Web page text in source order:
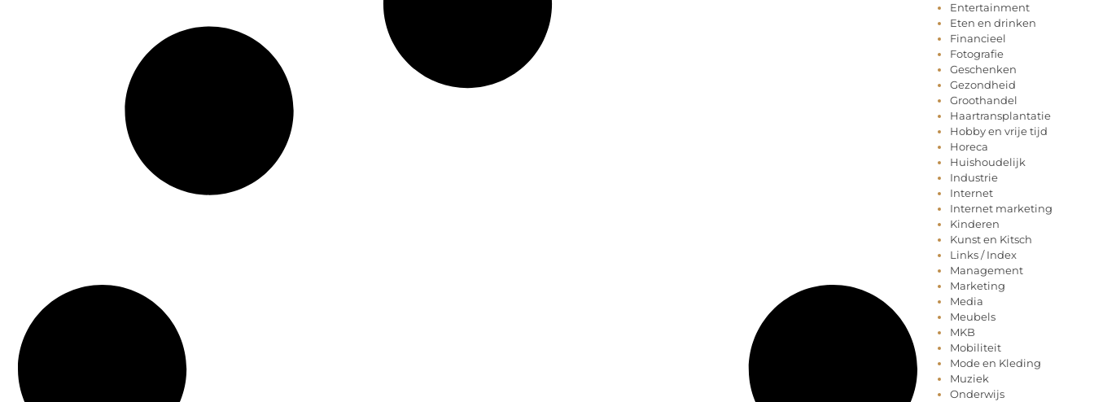
Entertainment
Eten en drinken
Financieel
Fotografie
Geschenken
Gezondheid
Groothandel
Haartransplantatie
Hobby en vrije tijd
Horeca
Huishoudelijk
Industrie
Internet
Internet marketing
Kinderen
Kunst en Kitsch
Links / Index
Management
Marketing
Media
Meubels
MKB
Mobiliteit
Mode en Kleding
Muziek
Onderwijs